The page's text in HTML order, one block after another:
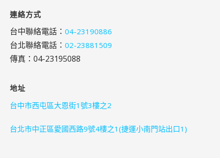
連絡方式
台中聯絡電話： 04-23190886
台北聯絡電話： 02-23881509
傳真：04-23195088
地址
台中市西屯區大恩街1號3樓之2
台北市中正區愛國西路9號4樓之1(捷運小南門站出口1)